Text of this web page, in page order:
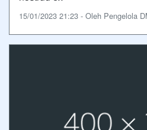
15/01/2023 21:23 - Oleh Pengelola